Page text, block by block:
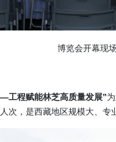
博览会开幕现场
工程赋能林芝高质量发展”
次，是西藏地区规模大、专